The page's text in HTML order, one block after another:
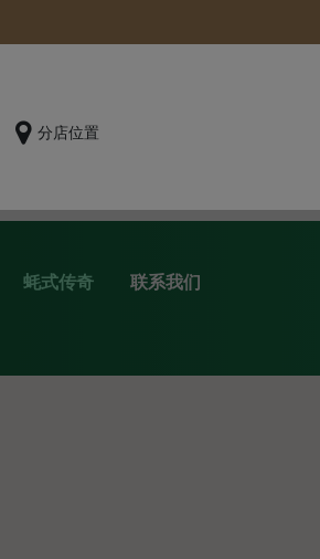
分店位置
蚝式传奇 联系我们